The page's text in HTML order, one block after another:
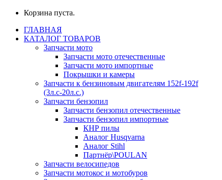
Корзина пуста.
ГЛАВНАЯ
КАТАЛОГ ТОВАРОВ
Запчасти мото
Запчасти мото отечественные
Запчасти мото импортные
Покрышки и камеры
Запчасти к бензиновым двигателям 152f-192f
(3л.с-20л.с.)
Запчасти бензопил
Запчасти бензопил отечественные
Запчасти бензопил импортные
КНР пилы
Аналог Husqvarna
Аналог Stihl
Партнёр\POULAN
Запчасти велосипедов
Запчасти мотокос и мотобуров